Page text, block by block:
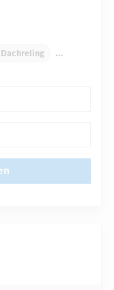
Dachreling